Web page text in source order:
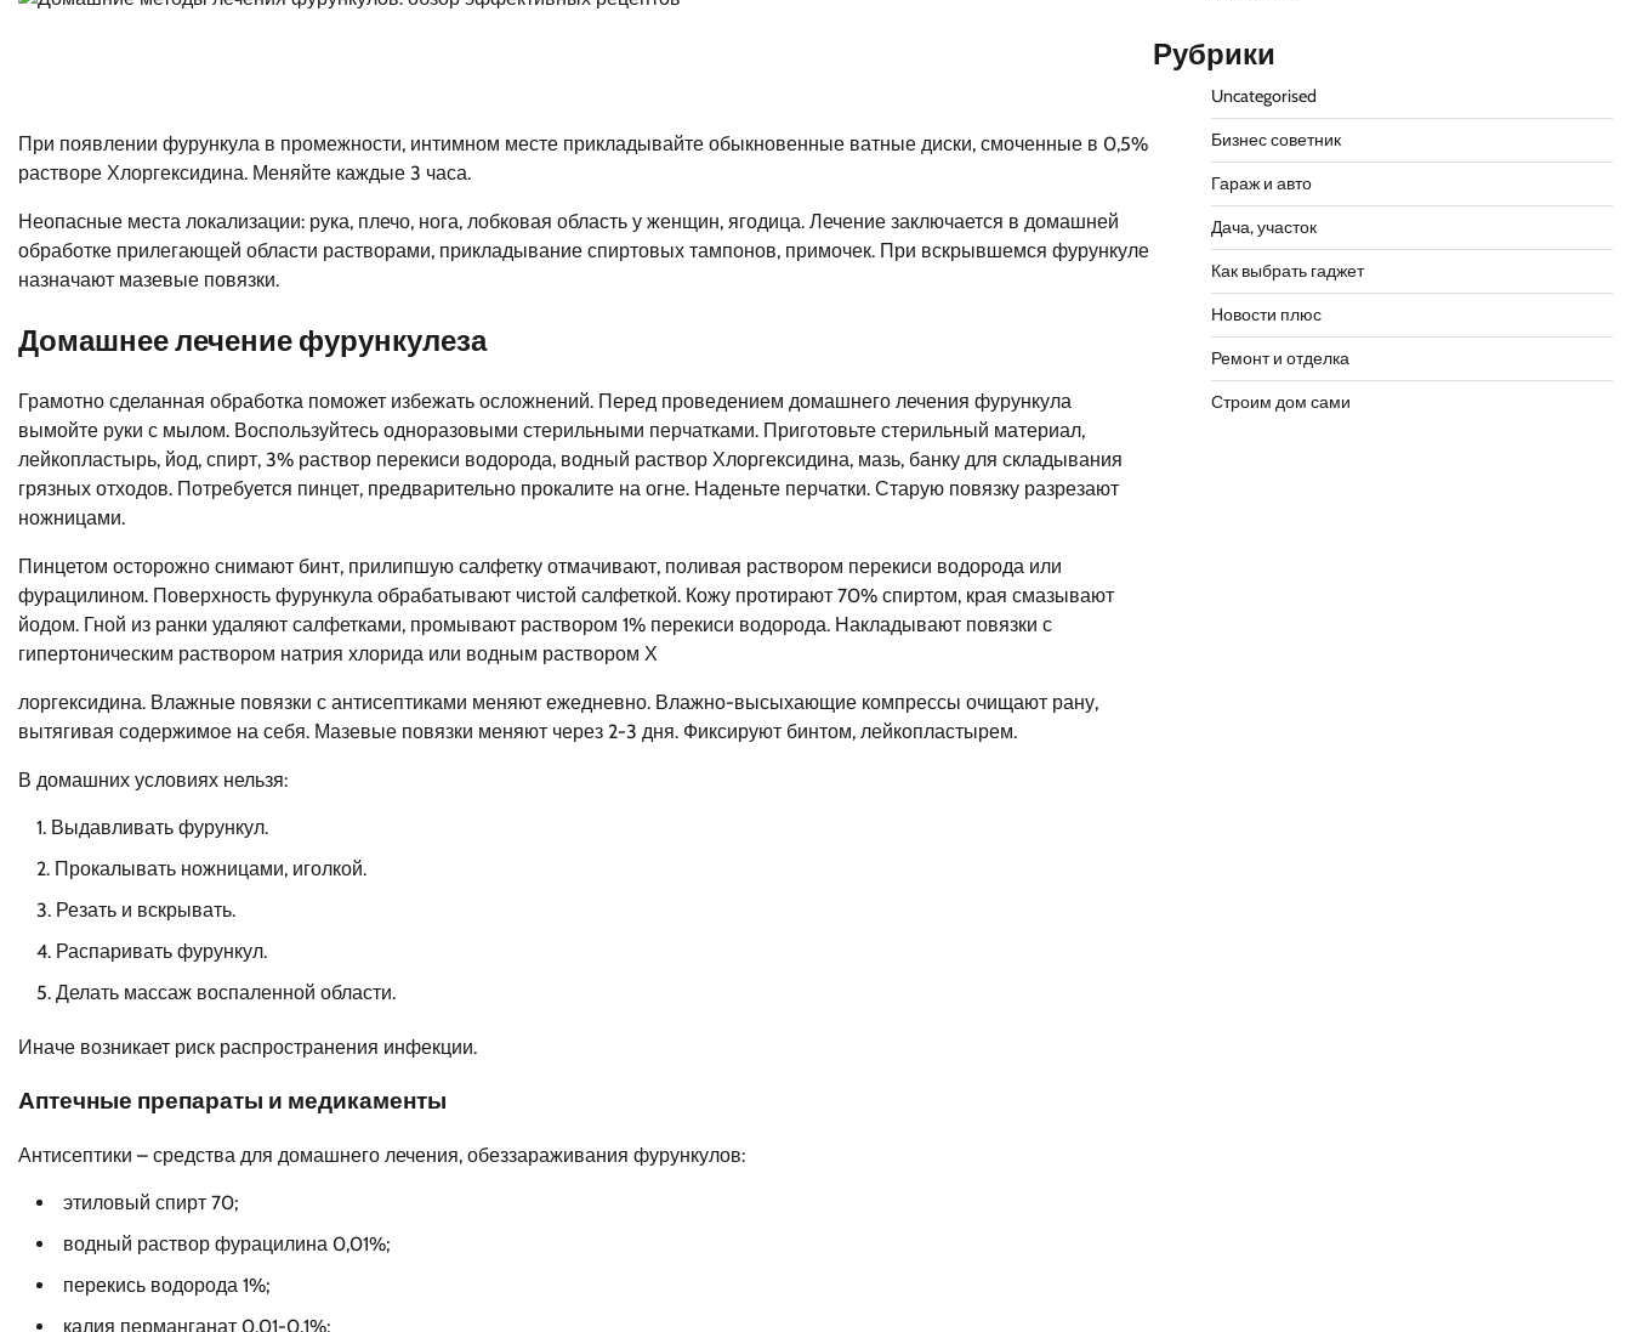
При появлении фурункула в промежности, интимном месте прикладывайте обыкновенные ватные диски, смоченные в 0,5%
растворе Хлоргексидина. Меняйте каждые 3 часа.
Неопасные места локализации: рука, плечо, нога, лобковая область у женщин, ягодица. Лечение заключается в домашней
обработке прилегающей области растворами, прикладывание спиртовых тампонов, примочек. При вскрывшемся фурункуле
назначают мазевые повязки.
Домашнее лечение фурункулеза
Грамотно сделанная обработка поможет избежать осложнений. Перед проведением домашнего лечения фурункула
вымойте руки с мылом. Воспользуйтесь одноразовыми стерильными перчатками. Приготовьте стерильный материал,
лейкопластырь, йод, спирт, 3% раствор перекиси водорода, водный раствор Хлоргексидина, мазь, банку для складывания
грязных отходов. Потребуется пинцет, предварительно прокалите на огне. Наденьте перчатки. Старую повязку разрезают
ножницами.
Пинцетом осторожно снимают бинт, прилипшую салфетку отмачивают, поливая раствором перекиси водорода или
фурацилином. Поверхность фурункула обрабатывают чистой салфеткой. Кожу протирают 70% спиртом, края смазывают
йодом. Гной из ранки удаляют салфетками, промывают раствором 1% перекиси водорода. Накладывают повязки с
гипертоническим раствором натрия хлорида или водным раствором Х
лоргексидина. Влажные повязки с антисептиками меняют ежедневно. Влажно-высыхающие компрессы очищают рану,
вытягивая содержимое на себя. Мазевые повязки меняют через 2-3 дня. Фиксируют бинтом, лейкопластырем.
В домашних условиях нельзя:
Выдавливать фурункул.
Прокалывать ножницами, иголкой.
Резать и вскрывать.
Распаривать фурункул.
Делать массаж воспаленной области.
Иначе возникает риск распространения инфекции.
Аптечные препараты и медикаменты
Антисептики – средства для домашнего лечения, обеззараживания фурункулов:
этиловый спирт 70;
водный раствор фурацилина 0,01%;
перекись водорода 1%;
калия перманганат 0,01-0,1%;
Рубрики
Uncategorised
Бизнес советник
Гараж и авто
Дача, участок
Как выбрать гаджет
Новости плюс
Ремонт и отделка
Строим дом сами